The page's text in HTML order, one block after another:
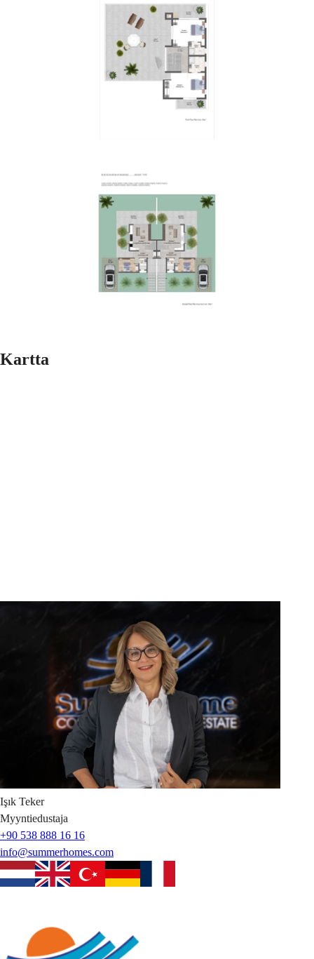
Kartta
Işık Teker
Myyntiedustaja
+90 538 888 16 16
info@summerhomes.com